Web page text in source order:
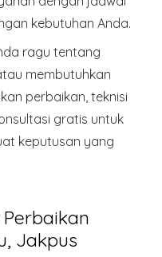
kebutuhan Anda.
ragu tentang
membutuhkan
perbaikan, teknisi
gratis untuk
keputusan yang
Jakpus